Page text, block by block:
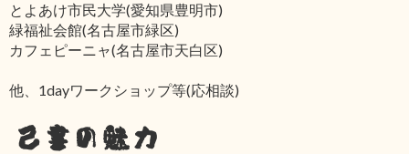
とよあけ市民大学(愛知県豊明市)
緑福祉会館(名古屋市緑区)
カフェピーニャ(名古屋市天白区)
他、1dayワークショップ等(応相談)
己書の魅力